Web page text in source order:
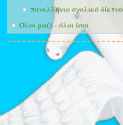
πανελλήνιο σχολικό δίκτυο
Όλοι μαζί - όλοι ίσοι